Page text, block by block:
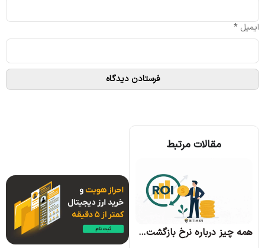
ایمیل *
مقالات مرتبط
همه چیز درباره نرخ بازگشت سرمایه و نحوه محاسبه آن